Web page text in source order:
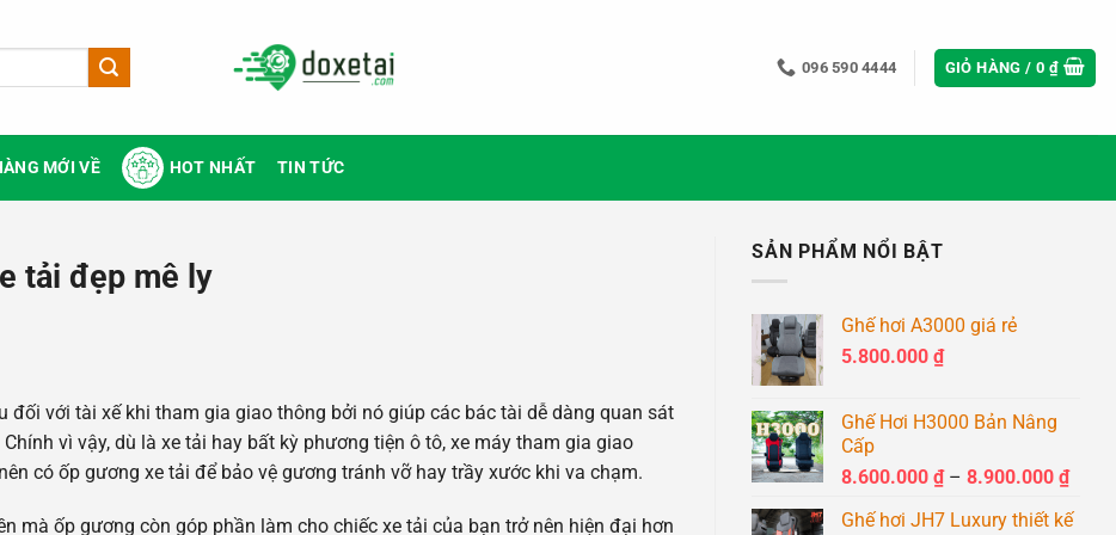
096 590 4444 GIỎ HÀNG / 0 ₫
MỚI VỀ HOT NHẤT TIN TỨC
tải đẹp mê ly
đối với tài xế khi tham gia giao thông bởi nó giúp các bác tài dễ dàng quan sát
vì vậy, dù là xe tải hay bất kỳ phương tiện ô tô, xe máy tham gia giao
có ốp gương xe tải để bảo vệ gương tránh vỡ hay trầy xước khi va chạm.
mà ốp gương còn góp phần làm cho chiếc xe tải của bạn trở nên hiện đại hơn
SẢN PHẨM NỔI BẬT
Ghế hơi A3000 giá rẻ
5.800.000 ₫
Ghế Hơi H3000 Bản Nâng
Cấp
8.600.000 ₫ – 8.900.000 ₫
từ
Ghế hơi JH7 Luxury thiết kế